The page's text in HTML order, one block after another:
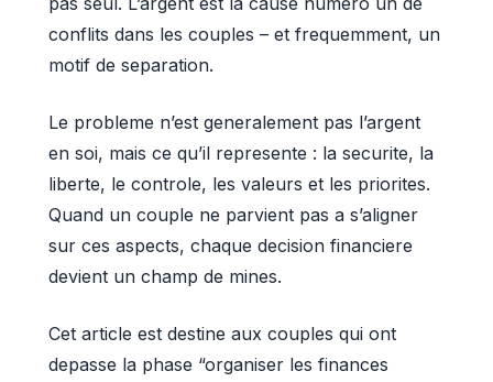
conflits dans les couples – et frequemment, un
motif de separation.
Le probleme n’est generalement pas l’argent
en soi, mais ce qu’il represente : la securite, la
liberte, le controle, les valeurs et les priorites.
Quand un couple ne parvient pas a s’aligner
sur ces aspects, chaque decision financiere
devient un champ de mines.
Cet article est destine aux couples qui ont
depasse la phase “organiser les finances